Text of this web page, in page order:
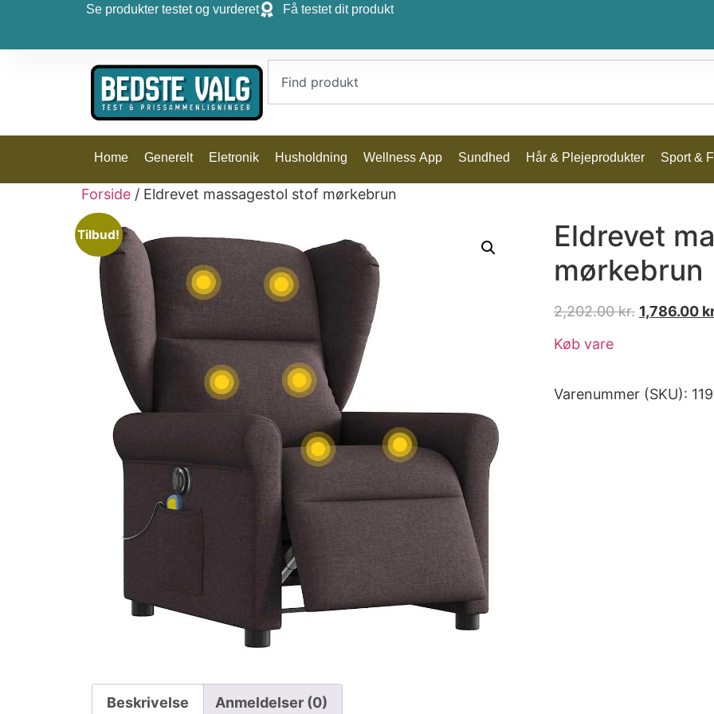
Se produkter testet og vurderet Få testet dit produkt
Home Generelt Eletronik Husholdning Wellness App Sundhed Hår & Plejeprodukter Sport &
Forside / Eldrevet massagestol stof mørkebrun
Tilbud!
Eldrevet
mørkebrun
2,202.00kr. 1,786.00
Køb vare
Varenummer (SKU):
Beskrivelse Anmeldelser (0)